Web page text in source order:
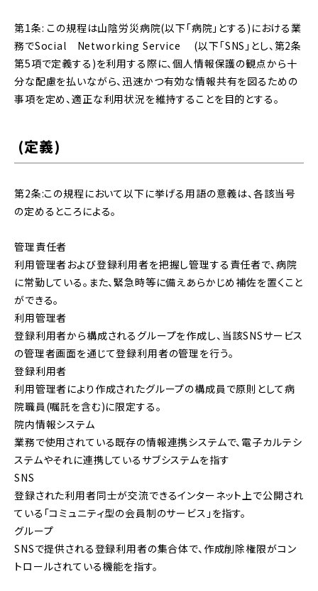
第1条: この規程は山陰労災病院(以下「病院」とする)における業
務でSocial Networking Service (以下「SNS」とし、第2条
第5項で定義する)を利用する際に、個人情報保護の観点から十
分な配慮を払いながら、迅速かつ有効な情報共有を図るための
事項を定め、適正な利用状況を維持することを目的とする。
(定義)
第2条:この規程において以下に挙げる用語の意義は、各該当号
の定めるところによる。
管理責任者
利用管理者および登録利用者を把握し管理する責任者で、病院
に常勤している。また、緊急時等に備えあらかじめ補佐を置くこと
ができる。
利用管理者
登録利用者から構成されるグループを作成し、当該SNSサービス
の管理者画面を通じて登録利用者の管理を行う。
登録利用者
利用管理者により作成されたグループの構成員で原則として病
院職員(嘱託を含む)に限定する。
院内情報システム
業務で使用されている既存の情報連携システムで、電子カルテシ
ステムやそれに連携しているサブシステムを指す
SNS
登録された利用者同士が交流できるインターネット上で公開され
ている「コミュニティ型の会員制のサービス」を指す。
グループ
SNSで提供される登録利用者の集合体で、作成削除権限がコン
トロールされている機能を指す。